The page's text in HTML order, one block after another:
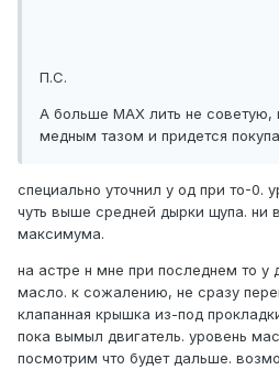
П.С.
А больше МАХ лить не советую,
медным тазом и придется
специально уточнил у од при то-0.
чуть выше средней дырки щупа. ни
максимума.
на астре н мне при последнем то у
масло. к сожалению, не сразу
клапанная крышка из-под
пока вымыл двигатель. уровень
посмотрим что будет дальше.